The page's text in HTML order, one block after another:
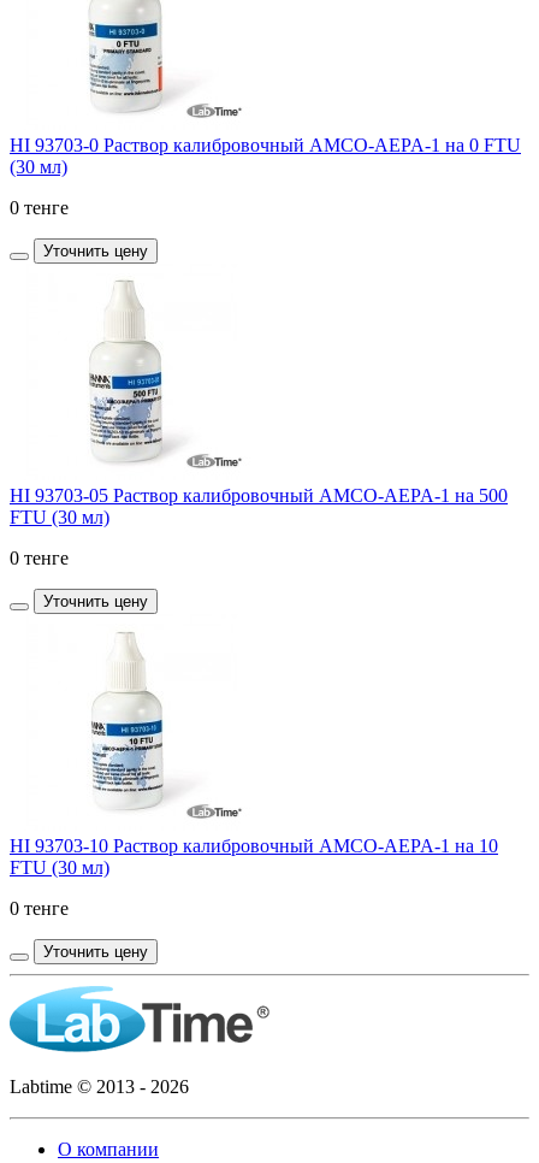
HI 93703-0 Раствор калибровочный AMCO-AEPA-1 на 0 FTU
(30 мл)
0 тенге
Уточнить цену
HI 93703-05 Раствор калибровочный AMCO-AEPA-1 на 500
FTU (30 мл)
0 тенге
Уточнить цену
HI 93703-10 Раствор калибровочный AMCO-AEPA-1 на 10
FTU (30 мл)
0 тенге
Уточнить цену
Labtime © 2013 - 2026
О компании